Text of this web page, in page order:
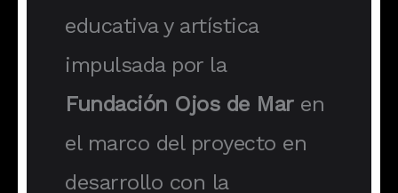
educativa y artística
impulsada por la
Fundación Ojos de Maren
el marco del proyecto en
desarrollo con la